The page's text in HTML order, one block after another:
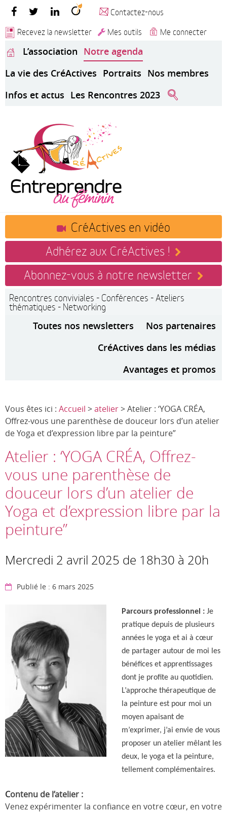
Contactez-nous
Recevez la newsletter
Mes outils Me connecter
L’association Notre agenda
La vie des CréActives Portraits Nos membres
Infos et actus Les Rencontres 2023
CréActives en vidéo
Adhérez aux CréActives !
Abonnez-vous à notre newsletter
Rencontres conviviales - Conférences - Ateliers
thématiques - Networking
Toutes nos newsletters
Nos partenaires
CréActives dans les médias
Avantages et promos
Vous êtes ici : Accueil >atelier> Atelier : ‘YOGA CRÉA,
Offrez-vous une parenthèse de douceur lors d’un atelier
de Yoga et d’expression libre par la peinture”
Atelier : ‘YOGA CRÉA, Offrez-
vous une parenthèse de
douceur lors d’un atelier de
Yoga et d’expression libre par la
peinture”
Mercredi 2 avril 2025 de 18h30 à 20h
Publié le : 6 mars 2025
Parcours professionnel : Je
pratique depuis de plusieurs
années le yoga et ai à cœur
de partager autour de moi les
bénéfices et apprentissages
dont je profite au quotidien.
L’approche thérapeutique de
la peinture est pour moi un
moyen apaisant de
m’exprimer, j’ai envie de vous
proposer un atelier mêlant les
deux, le yoga et la peinture,
tellement complémentaires.
Contenu de l’atelier :
Venez expérimenter la confiance en votre cœur, en votre